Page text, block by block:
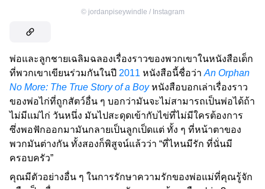
© jordanpiseywindle / Instagram
พ่อและลูกชายเฉลิมฉลองเรื่องราวของพวกเขาในหนังสือเด็ก
ที่พวกเขาเขียนร่วมกันในปี 2011 หนังสือนี้ชื่อว่า An Orphan
No More: The True Story of a Boyหนังสือบอกเล่าเรื่องราว
ของพ่อไก่ที่ถูกสัตว์อื่น ๆ บอกว่ามันจะไม่สามารถเป็นพ่อได้ถ้า
ไม่มีแม่ไก่ วันหนึ่ง มันไปสะดุดเข้ากับไข่ที่ไม่มีใครต้องการ
ซึ่งพอฟักออกมามันกลายเป็นลูกเป็ดแต่ ทั้ง ๆ ที่หน้าตาของ
พวกมันต่างกัน ทั้งสองก็พิสูจน์แล้วว่า “ที่ไหนมีรัก ที่นั่นมี
ครอบครัว”
คุณมีตัวอย่างอื่น ๆ ในการรักษาความรักของพ่อแม่ที่คุณรู้จัก